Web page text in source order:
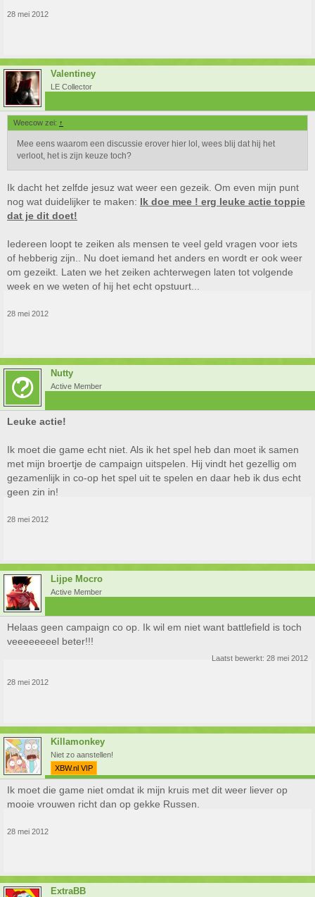
28 mei 2012
Valentiney
LE Collector
Weecow zei: ↑
Mee eens waarom een discussie erover hier lol, wees blij dat hij het
verloot, het is zijn keuze toch?
Ik dacht het zelfde jesuz wat weer een gezeik. Om even mijn punt
nog wat duidelijker te maken: Ik doe mee ! erg leuke actie toppie
dat je dit doet!
Iedereen loopt te zeiken als mensen te veel geld vragen voor iets
of hebberig zijn.. Nu doet iemand het anders en wordt er ook weer
om gezeikt. Laten we het zeiken achterwegen laten tot volgende
week en we weten of hij het echt opstuurt...
28 mei 2012
Nutty
Active Member
Leuke actie!
Ik moet die game echt niet. Als ik het spel heb dan moet ik samen
met mijn broertje de campaign uitspelen. Hij vindt het gezellig om
gezamenlijk in co-op het spel uit te spelen en daar heb ik dus echt
geen zin in!
28 mei 2012
Lijpe Mocro
Active Member
Helaas geen campaign co op. Ik wil em niet want battlefield is toch
veeeeeeeel beter!!!
Laatst bewerkt: 28 mei 2012
28 mei 2012
Killamonkey
Niet zo aanstellen!
XBW.nl VIP
Ik moet die game niet omdat ik mijn kruis met dit weer liever op
mooie vrouwen richt dan op gekke Russen.
28 mei 2012
ExtraBB